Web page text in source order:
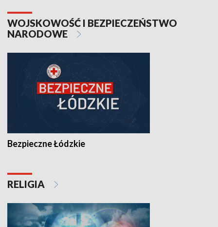
WOJSKOWOŚĆ I BEZPIECZEŃSTWO
NARODOWE
Bezpieczne Łódzkie
RELIGIA